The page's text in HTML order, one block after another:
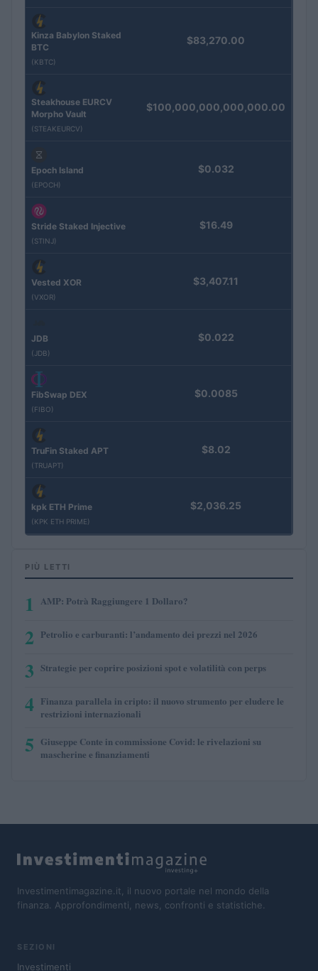
Kinza Babylon Staked
BTC
(KBTC)
$83,270.00
Steakhouse EURCV
Morpho Vault
(STEAKEURCV)
$100,000,000,000,000.00
Epoch Island
(EPOCH)
$0.032
Stride Staked Injective
(STINJ)
$16.49
Vested XOR
(VXOR)
$3,407.11
JDB
(JDB)
$0.022
FibSwap DEX
(FIBO)
$0.0085
TruFin Staked APT
(TRUAPT)
$8.02
kpk ETH Prime
(KPK ETH PRIME)
$2,036.25
PIÙ LETTI
1 AMP: Potrà Raggiungere 1 Dollaro?
2 Petrolio e carburanti: l’andamento dei prezzi nel 2026
3 Strategie per coprire posizioni spot e volatilità con perps
4 Finanza parallela in cripto: il nuovo strumento per eludere le
restrizioni internazionali
5 Giuseppe Conte in commissione Covid: le rivelazioni su
mascherine e finanziamenti
Investimentimagazine.it, il nuovo portale nel mondo della
finanza. Approfondimenti, news, confronti e statistiche.
SEZIONI
Investimenti